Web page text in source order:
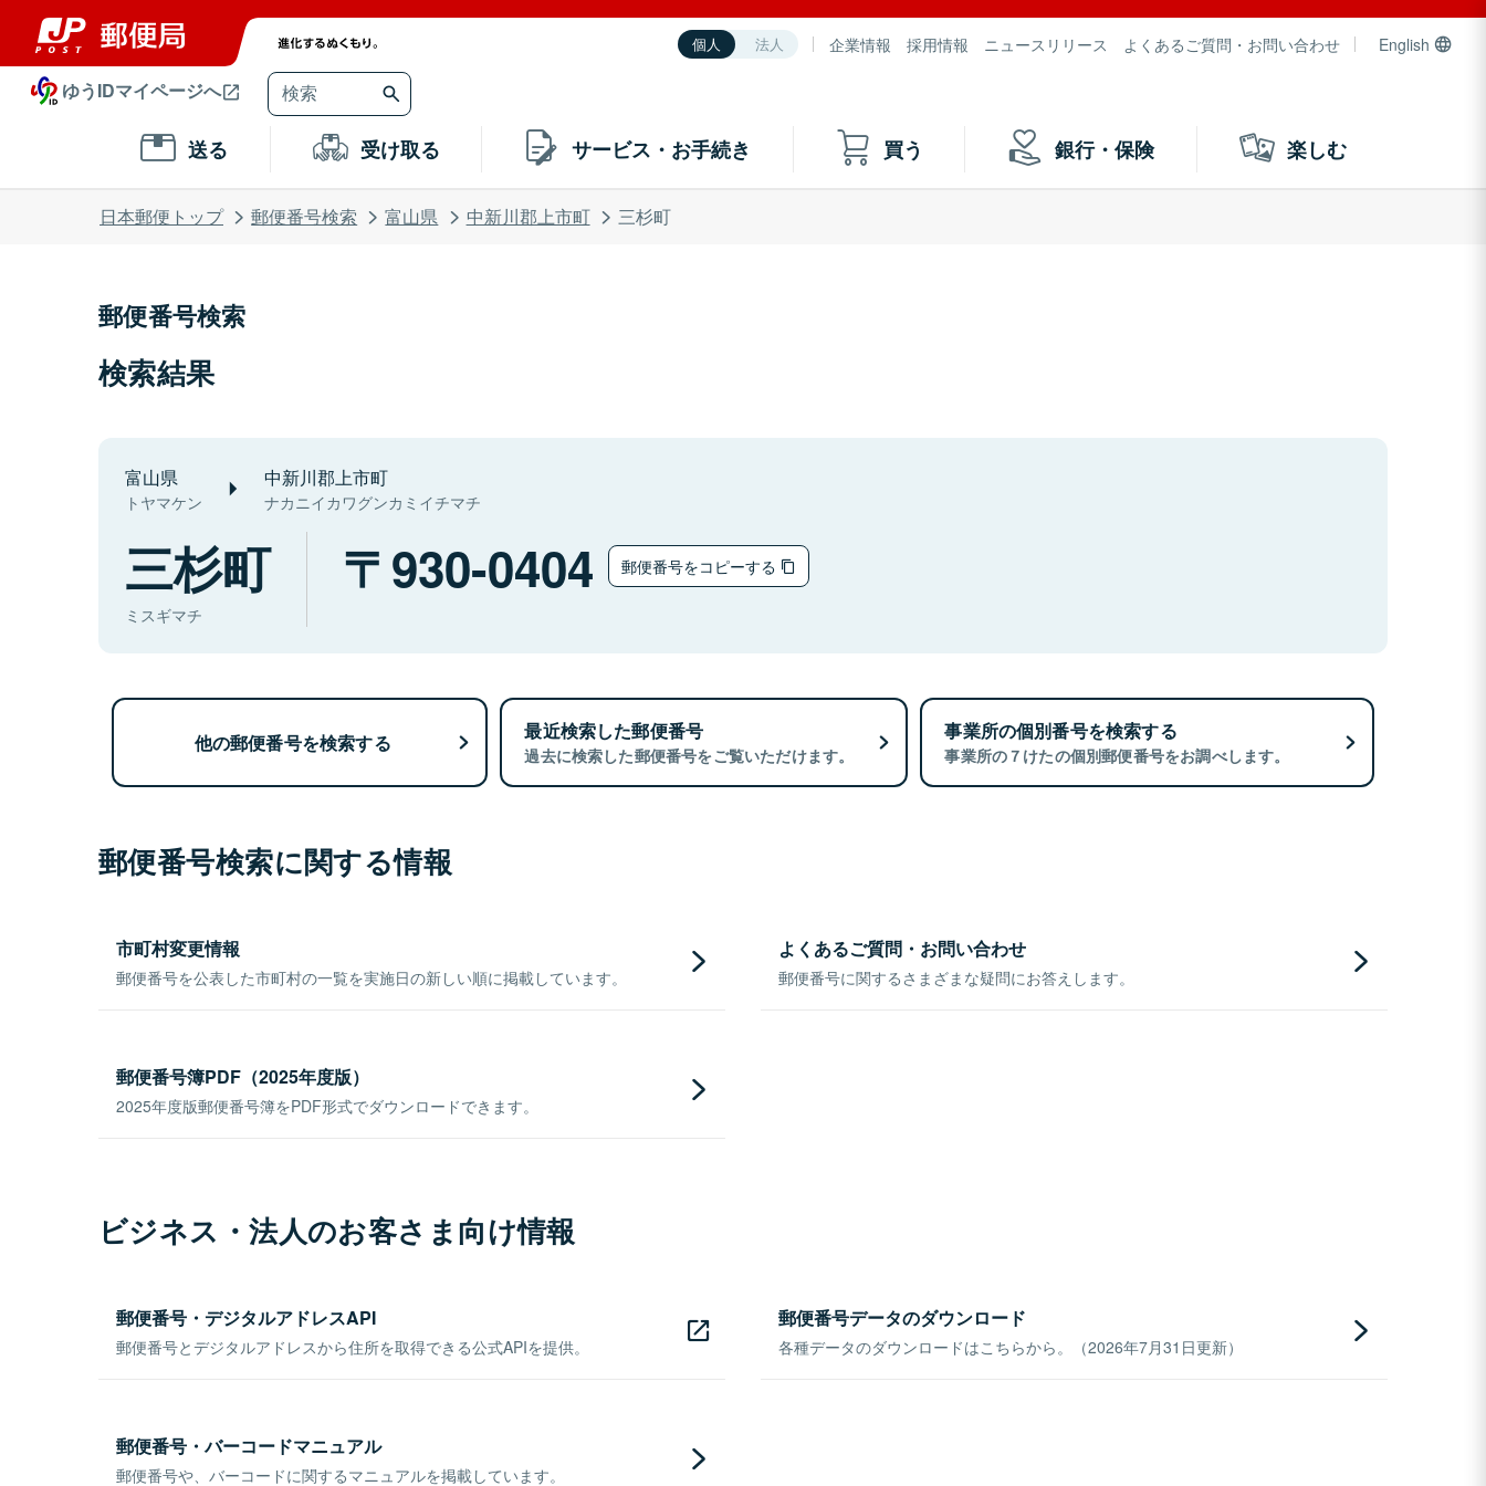
個人 法人 企業情報 採用情報 ニュースリリース よくあるご質問・お問い合わせ English
ゆうIDマイページへ
送る 受け取る サービス・お手続き 買う 銀行・保険 楽しむ
日本郵便トップ 郵便番号検索 富山県 中新川郡上市町 三杉町
郵便番号検索
検索結果
富山県
トヤマケン
中新川郡上市町
ナカニイカワグンカミイチマチ
三杉町
ミスギマチ
930-0404 郵便番号をコピーする
他の郵便番号を検索する 最近検索した郵便番号
過去に検索した郵便番号をご覧いただけます。
事業所の個別番号を検索する
事業所の７けたの個別郵便番号をお調べします。
郵便番号検索に関する情報
市町村変更情報
郵便番号を公表した市町村の一覧を実施日の新しい順に掲載しています。
よくあるご質問・お問い合わせ
郵便番号に関するさまざまな疑問にお答えします。
郵便番号簿PDF（2025年度版）
2025年度版郵便番号簿をPDF形式でダウンロードできます。
ビジネス・法人のお客さま向け情報
郵便番号・デジタルアドレスAPI
郵便番号とデジタルアドレスから住所を取得できる公式APIを提供。
郵便番号データのダウンロード
各種データのダウンロードはこちらから。（2026年7月31日更新）
郵便番号・バーコードマニュアル
郵便番号や、バーコードに関するマニュアルを掲載しています。